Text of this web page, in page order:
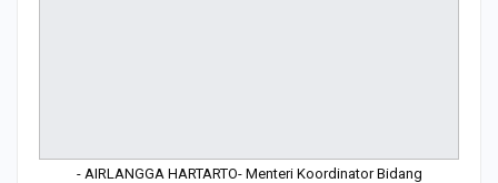
- AIRLANGGA HARTARTO- Menteri Koordinator Bidang